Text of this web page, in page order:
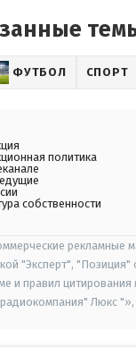
ФУТБОЛ СПОРТ
политика
собственности
рекламные
"Эксперт",
и правил
Люкс "»,